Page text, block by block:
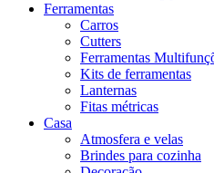
Ferramentas
Carros
Cutters
Ferramentas
Kits de ferramentas
Lanternas
Fitas métricas
Casa
Atmosfera e velas
Brindes para cozinha